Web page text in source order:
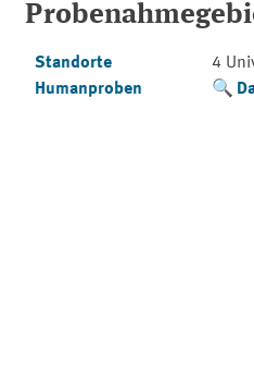
Standorte
Humanproben
4